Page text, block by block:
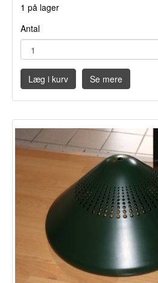
1 på lager
Antal
Læg i kurv Se mere